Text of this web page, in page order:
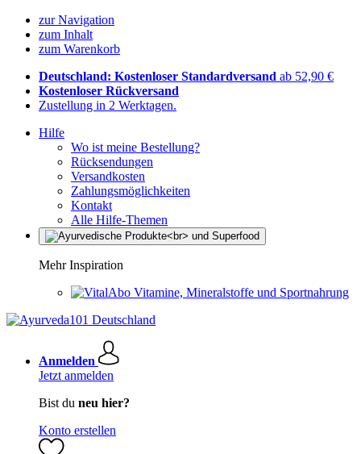
zur Navigation
zum Inhalt
zum Warenkorb
Deutschland: Kostenloser Standardversand ab 52,90 €
Kostenloser Rückversand
Zustellung in 2 Werktagen.
Hilfe
Wo ist meine Bestellung?
Rücksendungen
Versandkosten
Zahlungsmöglichkeiten
Kontakt
Alle Hilfe-Themen
Mehr Inspiration
Vitamine, Mineralstoffe und Sportnahrung
Anmelden
Jetzt anmelden
Bist du neu hier?
Konto erstellen